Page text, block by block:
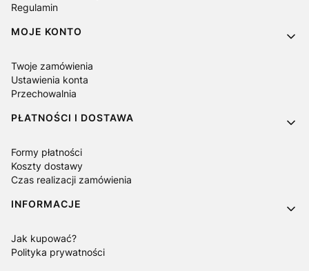
Regulamin
MOJE KONTO
Twoje zamówienia
Ustawienia konta
Przechowalnia
PŁATNOŚCI I DOSTAWA
Formy płatności
Koszty dostawy
Czas realizacji zamówienia
INFORMACJE
Jak kupować?
Polityka prywatności